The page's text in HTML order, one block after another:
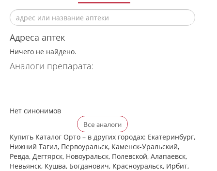
Адреса аптек
Ничего не найдено.
Аналоги препарата:
Нет синонимов
Все аналоги
Купить Каталог Орто – в других городах: Екатеринбург,
Нижний Тагил, Первоуральск, Каменск-Уральский,
Ревда, Дегтярск, Новоуральск, Полевской, Алапаевск,
Невьянск, Кушва, Богданович, Красноуральск, Ирбит,